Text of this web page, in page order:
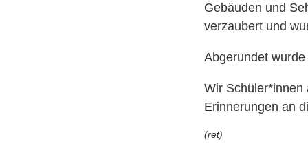
Gebäuden und
verzaubert und
Abgerundet
Wir Schüler*innen
Erinnerungen an
(ret)